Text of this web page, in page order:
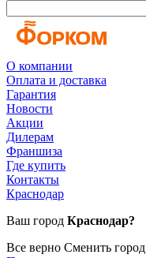
О компании
Оплата и доставка
Гарантия
Новости
Акции
Дилерам
Франшиза
Где купить
Контакты
Краснодар
Ваш город Краснодар?
Все верно Сменить город